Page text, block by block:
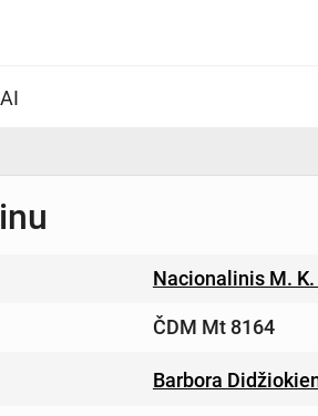
Nacionalinis M.
ČDM Mt 8164
Barbora